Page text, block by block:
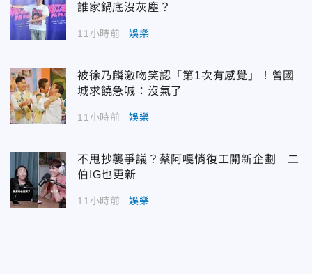
誰家鍋底沒灰塵？
11小時前 娛樂
被徐乃麟激吻笑認「第1次有感覺」！曾國
城求饒急喊：沒氣了
11小時前 娛樂
不甩抄襲爭議？蔡阿嘎悄復工開新企劃 二
伯IG也更新
11小時前 娛樂